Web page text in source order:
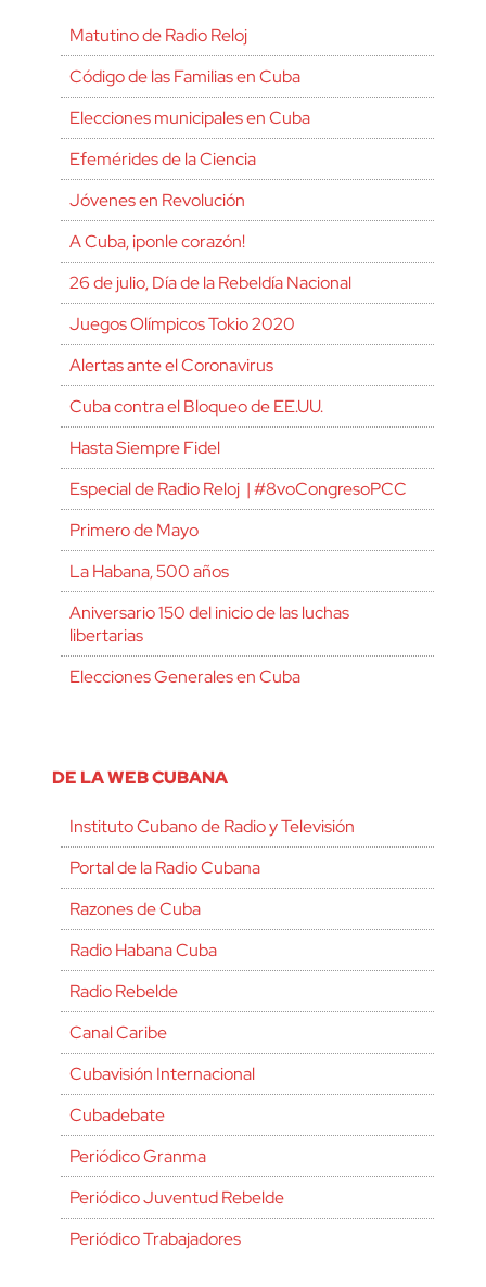
Matutino de Radio Reloj
Código de las Familias en Cuba
Elecciones municipales en Cuba
Efemérides de la Ciencia
Jóvenes en Revolución
A Cuba, ¡ponle corazón!
26 de julio, Día de la Rebeldía Nacional
Juegos Olímpicos Tokio 2020
Alertas ante el Coronavirus
Cuba contra el Bloqueo de EE.UU.
Hasta Siempre Fidel
Especial de Radio Reloj | #8voCongresoPCC
Primero de Mayo
La Habana, 500 años
Aniversario 150 del inicio de las luchas
libertarias
Elecciones Generales en Cuba
DE LA WEB CUBANA
Instituto Cubano de Radio y Televisión
Portal de la Radio Cubana
Razones de Cuba
Radio Habana Cuba
Radio Rebelde
Canal Caribe
Cubavisión Internacional
Cubadebate
Periódico Granma
Periódico Juventud Rebelde
Periódico Trabajadores